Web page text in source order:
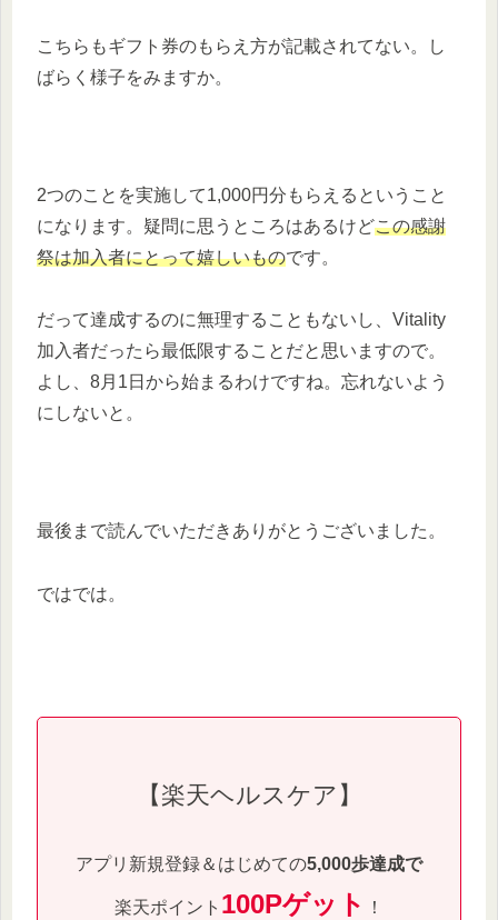
こちらもギフト券のもらえ方が記載されてない。し
ばらく様子をみますか。
2つのことを実施して1,000円分もらえるということ
になります。疑問に思うところはあるけどこの感謝
祭は加入者にとって嬉しいものです。
だって達成するのに無理することもないし、Vitality
加入者だったら最低限することだと思いますので。
よし、8月1日から始まるわけですね。忘れないよう
にしないと。
最後まで読んでいただきありがとうございました。
ではでは。
【楽天ヘルスケア】
アプリ新規登録＆はじめての5,000歩達成で
楽天ポイント 100Pゲット ！